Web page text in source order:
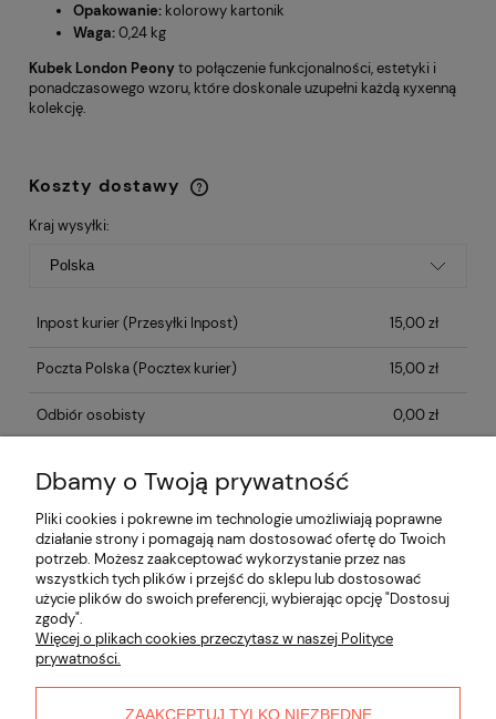
Opakowanie: kolorowy kartonik
Waga:0,24 kg
Kubek London Peonyto połączenie funkcjonalności, estetyki i
ponadczasowego wzoru, które doskonale uzupełni każdą кухenną
kolekcję.
Koszty dostawy
Cena nie zawiera ewentualnych kosztów
płatności
Kraj wysyłki:
Inpost kurier(Przesyłki Inpost) 15,00 zł
Poczta Polska(Pocztex kurier) 15,00 zł
Odbiór osobisty 0,00 zł
Opinie o produkcie (0)
Informacje
Płatności i dostawa
Dbamy o Twoją prywatność
Pliki cookies i pokrewne im technologie umożliwiają poprawne
działanie strony i pomagają nam dostosować ofertę do Twoich
potrzeb. Możesz zaakceptować wykorzystanie przez nas
wszystkich tych plików i przejść do sklepu lub dostosować
użycie plików do swoich preferencji, wybierając opcję "Dostosuj
zgody".
Więcej o plikach cookies przeczytasz w naszej Polityce
prywatności.
ZAAKCEPTUJ TYLKO NIEZBĘDNE